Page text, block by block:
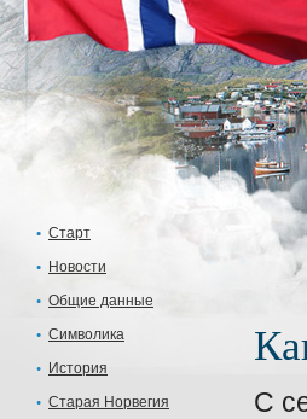
Старт
Новости
Общие данные
Символика
История
Старая Норвегия
С